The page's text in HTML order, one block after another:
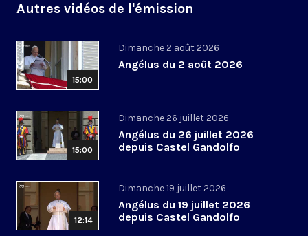
Autres vidéos de l'émission
15:00
Dimanche 2 août 2026
Angélus du 2 août 2026
15:00
Dimanche 26 juillet 2026
Angélus du 26 juillet 2026
depuis Castel Gandolfo
12:14
Dimanche 19 juillet 2026
Angélus du 19 juillet 2026
depuis Castel Gandolfo